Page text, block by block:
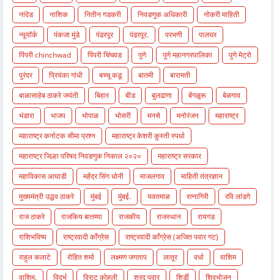
नांदेड
नाशिक नितीन गडकरी निवडणुक अधिकारी
नोकरी माहिती
न्यूयॉर्क
पंकजा मुंडे पंढरपूर पंढरपूर. परभणी
पालघर
पिंपरी chinchwad
पिंपरी चिंचवड पुणे पुणे महानगरपालिका
पुणे मेट्रो
पुरंदर
प्रियंका गांधी बच्चू कडू बातमी
बारामती
बाळासाहेब ठाकरे जयंती
बिहार बीड बुलढाणा बेंगळुरू
बेळगाव
भंडारा
भाजप भोपाळ भोसरी मनसे मनोरंजन
महाराष्ट्र
महाराष्ट्र कर्नाटक सीमा प्रश्न
महाराष्ट्र केशरी कुस्ती स्पर्धा
महाराष्ट्र जिल्हा परिषद निवडणुक निकाल २०२०
महाराष्ट्र सरकार
महाविकास आघाडी
महेंद्र सिंग धोनी माजलगाव
माहिती तंत्रज्ञान
मुख्यमंत्री उद्धव ठाकरे
मुंबई मुंबई. यवतमाळ रत्नागिरी
रवि लांडगे
राज ठाकरे
राजकिय बातम्या राजकीय राजस्थान
रायगड
राशिभविष्य
राष्ट्रवादी काँग्रेस
राष्ट्रवादी काँग्रेस (अजित पवार गट)
राहुल कलाटे
रोहित शर्मा लक्ष्मण जगताप लातूर वर्धा
वाशिम
वाशिम.
विदर्भ विराट कोहली शरद पवार शिर्डी शिवभोजन